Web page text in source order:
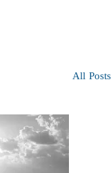
All Posts